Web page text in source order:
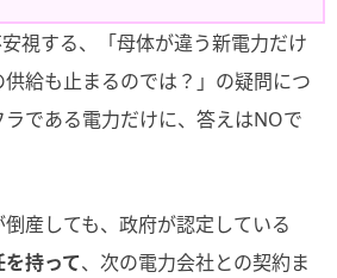
視する、「母体が違う新電力だけ
供給も止まるのでは？」の疑問につ
である電力だけに、答えはNOで
産しても、政府が認定している
を持って、次の電力会社との契約ま